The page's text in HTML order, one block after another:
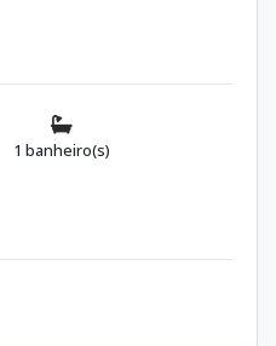
1 banheiro(s)